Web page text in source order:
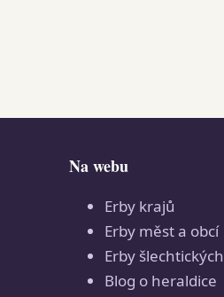
Na webu
Erby krajů
Erby měst a obcí
Erby
Blog o heraldice